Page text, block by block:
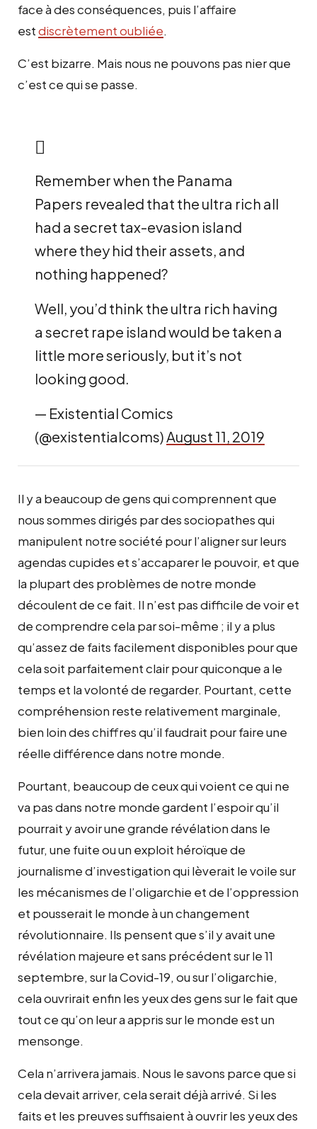
face à des conséquences, puis l’affaire
estdiscrètement oubliée.
C’est bizarre. Mais nous ne pouvons pas nier que
c’est ce qui se passe.
Remember when the Panama
Papers revealed that the ultra rich all
had a secret tax-evasion island
where they hid their assets, and
nothing happened?
Well, you’d think the ultra rich having
a secret rape island would be taken a
little more seriously, but it’s not
looking good.
— Existential Comics
(@existentialcoms) August 11, 2019
Il y a beaucoup de gens qui comprennent que
nous sommes dirigés par des sociopathes qui
manipulent notre société pour l’aligner sur leurs
agendas cupides et s’accaparer le pouvoir, et que
la plupart des problèmes de notre monde
découlent de ce fait. Il n’est pas difficile de voir et
de comprendre cela par soi-même ; il y a plus
qu’assez de faits facilement disponibles pour que
cela soit parfaitement clair pour quiconque a le
temps et la volonté de regarder. Pourtant, cette
compréhension reste relativement marginale,
bien loin des chiffres qu’il faudrait pour faire une
réelle différence dans notre monde.
Pourtant, beaucoup de ceux qui voient ce qui ne
va pas dans notre monde gardent l’espoir qu’il
pourrait y avoir une grande révélation dans le
futur, une fuite ou un exploit héroïque de
journalisme d’investigation qui lèverait le voile sur
les mécanismes de l’oligarchie et de l’oppression
et pousserait le monde à un changement
révolutionnaire. Ils pensent que s’il y avait une
révélation majeure et sans précédent sur le 11
septembre, sur la Covid-19, ou sur l’oligarchie,
cela ouvrirait enfin les yeux des gens sur le fait que
tout ce qu’on leur a appris sur le monde est un
mensonge.
Cela n’arrivera jamais. Nous le savons parce que si
cela devait arriver, cela serait déjà arrivé. Si les
faits et les preuves suffisaient à ouvrir les yeux des